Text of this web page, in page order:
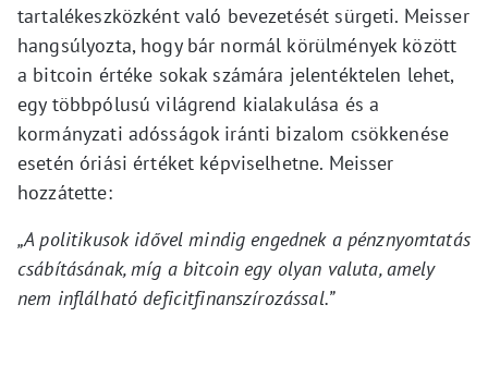
tartalékeszközként való bevezetését sürgeti. Meisser
hangsúlyozta, hogy bár normál körülmények között
a bitcoin értéke sokak számára jelentéktelen lehet,
egy többpólusú világrend kialakulása és a
kormányzati adósságok iránti bizalom csökkenése
esetén óriási értéket képviselhetne. Meisser
hozzátette:
„A politikusok idővel mindig engednek a pénznyomtatás
csábításának, míg a bitcoin egy olyan valuta, amely
nem inflálható deficitfinanszírozással.”